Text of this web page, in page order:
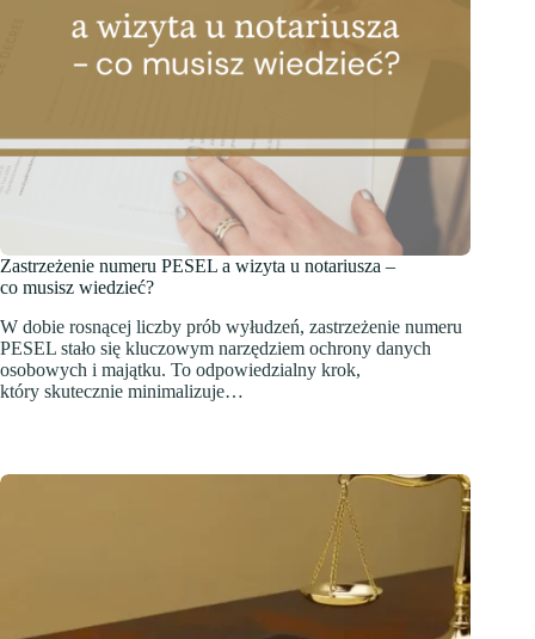
Zastrzeżenie numeru PESEL a wizyta u notariusza –
co musisz wiedzieć?
W dobie rosnącej liczby prób wyłudzeń, zastrzeżenie numeru
PESEL stało się kluczowym narzędziem ochrony danych
osobowych i majątku. To odpowiedzialny krok,
który skutecznie minimalizuje…